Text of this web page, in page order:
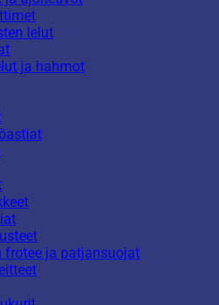
lelut
ja hahmot
frotee ja patjansuojat